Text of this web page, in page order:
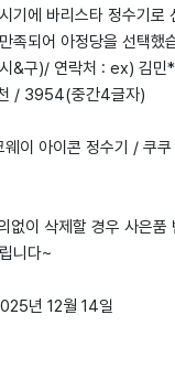
기에 바리스타 정수기로
족되어 아정당을 선택했
&구)/ 연락처 : ex) 김
/ 3954(중간4글자)
이 아이콘 정수기 / 쿠
없이 삭제할 경우 사은품
니다~
년 12월 14일